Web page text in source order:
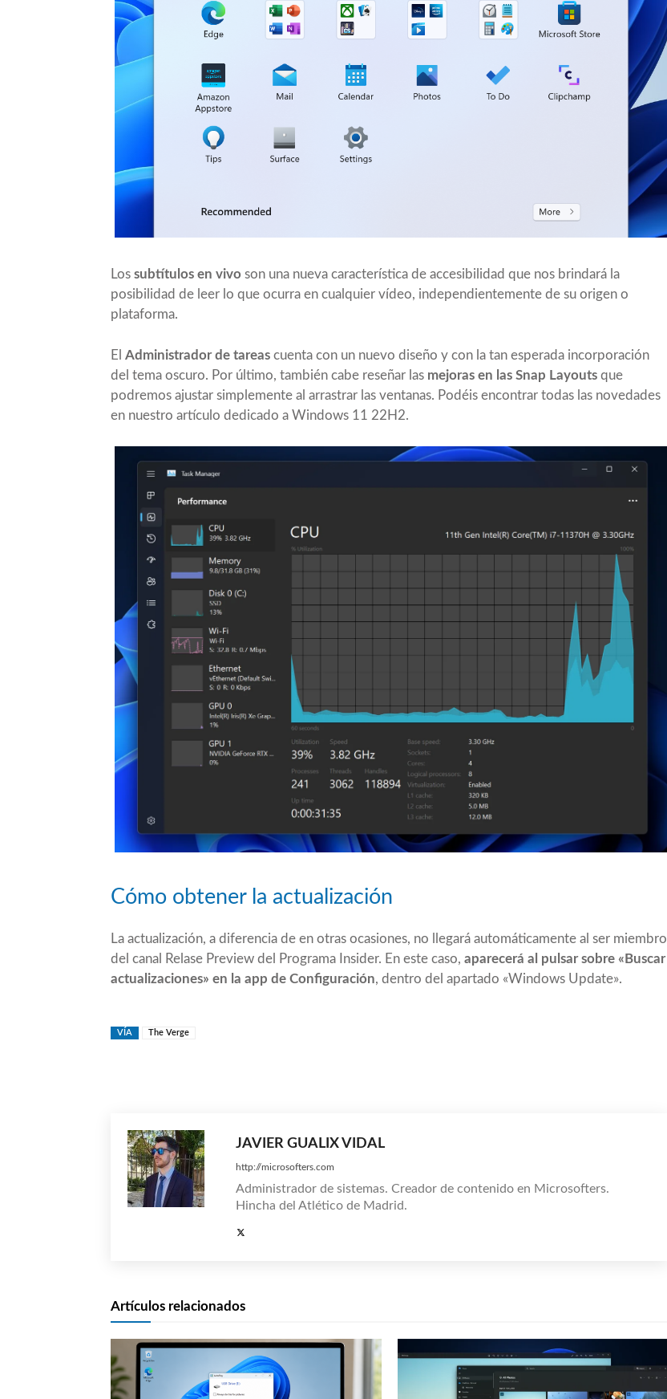
Los subtítulos en vivo son una nueva característica de accesibilidad que nos brindará la
posibilidad de leer lo que ocurra en cualquier vídeo, independientemente de su origen o
plataforma.
El Administrador de tareas cuenta con un nuevo diseño y con la tan esperada incorporación
del tema oscuro. Por último, también cabe reseñar las mejoras en las Snap Layouts que
podremos ajustar simplemente al arrastrar las ventanas. Podéis encontrar todas las novedades
en nuestro artículo dedicado a Windows 11 22H2.
Cómo obtener la actualización
La actualización, a diferencia de en otras ocasiones, no llegará automáticamente al ser miembro
del canal Relase Preview del Programa Insider. En este caso, aparecerá al pulsar sobre «Buscar
actualizaciones» en la app de Configuración, dentro del apartado «Windows Update».
VÍA The Verge
JAVIER GUALIX VIDAL
http://microsofters.com
Administrador de sistemas. Creador de contenido en Microsofters.
Hincha del Atlético de Madrid.
Artículos relacionados